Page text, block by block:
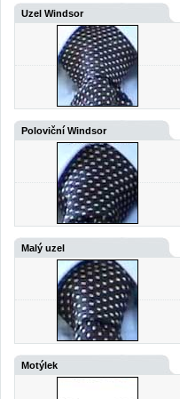
Uzel Windsor
Poloviční Windsor
Malý uzel
Motýlek